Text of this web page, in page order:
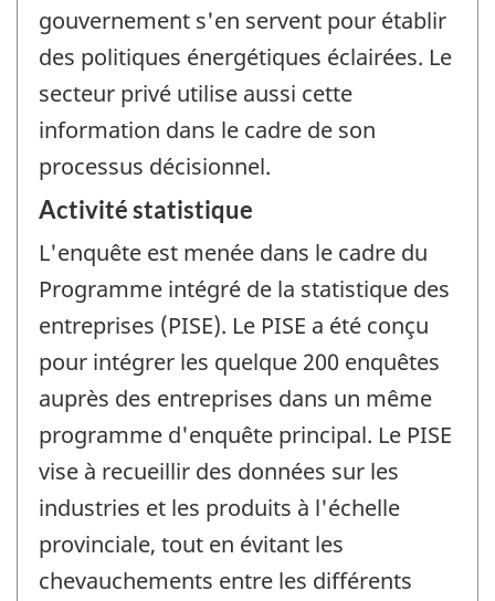
gouvernement s'en servent pour établir
des politiques énergétiques éclairées. Le
secteur privé utilise aussi cette
information dans le cadre de son
processus décisionnel.
Activité statistique
L'enquête est menée dans le cadre du
Programme intégré de la statistique des
entreprises (PISE). Le PISE a été conçu
pour intégrer les quelque 200 enquêtes
auprès des entreprises dans un même
programme d'enquête principal. Le PISE
vise à recueillir des données sur les
industries et les produits à l'échelle
provinciale, tout en évitant les
chevauchements entre les différents